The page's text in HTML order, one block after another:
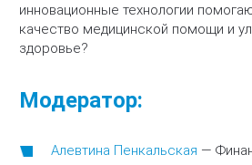
инновационные технологии
качество медицинской помощи и
здоровье?
Модератор:
Алевтина Пенкальская —